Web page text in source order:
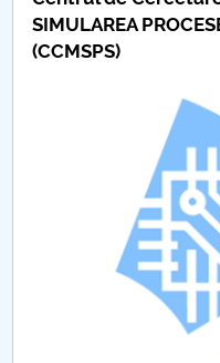
Nr. de telefon si adrese
Informations sur
Români de pretutindeni
Sénat universitaire
SIMULAREA
(CCMSPS)